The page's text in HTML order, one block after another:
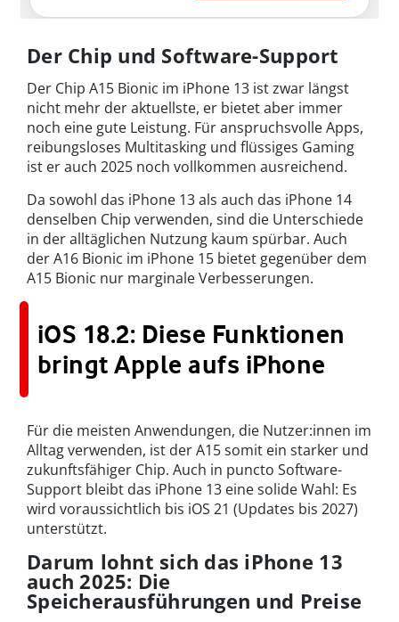
Der Chip und Software-Support
Der Chip A15 Bionic im iPhone 13 ist zwar längst
nicht mehr der aktuellste, er bietet aber immer
noch eine gute Leistung. Für anspruchsvolle Apps,
reibungsloses Multitasking und flüssiges Gaming
ist er auch 2025 noch vollkommen ausreichend.
Da sowohl das iPhone 13 als auch das iPhone 14
denselben Chip verwenden, sind die Unterschiede
in der alltäglichen Nutzung kaum spürbar. Auch
der A16 Bionic im iPhone 15 bietet gegenüber dem
A15 Bionic nur marginale Verbesserungen.
iOS 18.2: Diese Funktionen
bringt Apple aufs iPhone
Für die meisten Anwendungen, die Nutzer:innen im
Alltag verwenden, ist der A15 somit ein starker und
zukunftsfähiger Chip. Auch in puncto Software-
Support bleibt das iPhone 13 eine solide Wahl: Es
wird voraussichtlich bis iOS 21 (Updates bis 2027)
unterstützt.
Darum lohnt sich das iPhone 13
auch 2025: Die
Speicherausführungen und Preise